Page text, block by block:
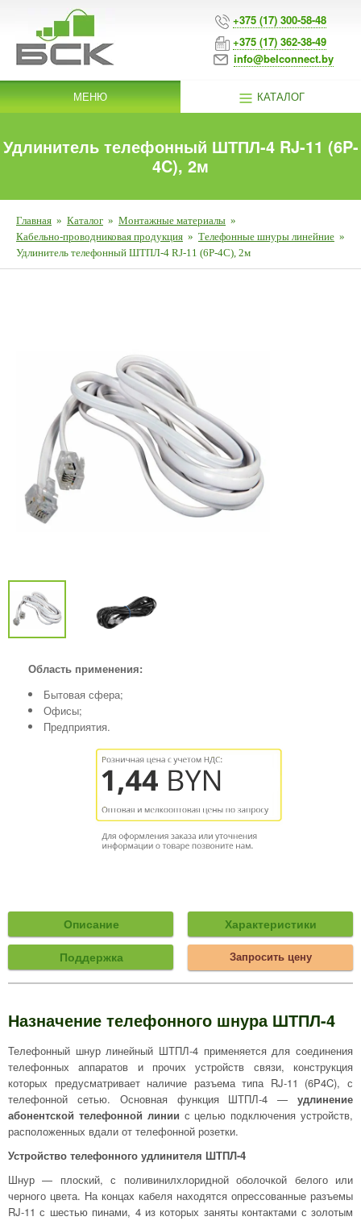
+375 (17) 300-58-48
+375 (17) 362-38-49
info@belconnect.by
МЕНЮ КАТАЛОГ
Удлинитель телефонный ШТПЛ-4 RJ-11 (6P-
4C), 2м
Главная » Каталог » Монтажные материалы »
Кабельно-проводниковая продукция » Телефонные шнуры линейние »
Удлинитель телефонный ШТПЛ-4 RJ-11 (6P-4C), 2м
Область применения:
Бытовая сфера;
Офисы;
Предприятия.
Описание Характеристики
Поддержка Запросить цену
Назначение телефонного шнура ШТПЛ-4
Телефонный шнур линейный ШТПЛ-4 применяется для соединения
телефонных аппаратов и прочих устройств связи, конструкция
которых предусматривает наличие разъема типа RJ-11 (6P4C), с
телефонной сетью. Основная функция ШТПЛ-4 — удлинение
абонентской телефонной линии с целью подключения устройств,
расположенных вдали от телефонной розетки.
Устройство телефонного удлинителя ШТПЛ-4
Шнур — плоский, с поливинилхлоридной оболочкой белого или
черного цвета. На концах кабеля находятся опрессованные разъемы
RJ-11 с шестью пинами, 4 из которых заняты контактами с золотым